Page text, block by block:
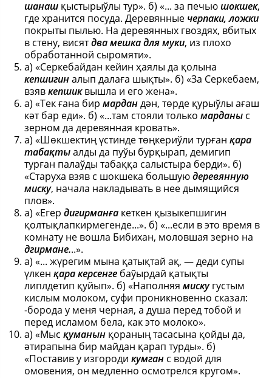
шанаш қыстырыўлы тур». б) «... за печьюшокшек,
где хранится посуда. Деревянные черпаки, ложки
покрыты пылью. На деревянных гвоздях, вбитых
в стену, висятдва мешка для муки, из плохо
обработанной сыромяти».
а) «Серкебайдан кейин ҳаялы да қолына
кепшигиналып далаға шықты». б) «За Серкебаем,
взявкепшиквышла и его жена».
а) «Тек ғана бир мардандән, төрде қурыўлы ағаш
кәт бар еди». б) «...там стояли только марданы с
зерном да деревянная кровать».
а) «Шөкшектиң үстинде төңкериўли турған қара
табақтыалды да пуўы бурқырап, демигип
турған палаўды табаққа салыстыра берди». б)
«Старуха взяв с шокшека большуюдеревянную
миску, начала накладывать в нее дымящийся
плов».
а) «Егер дигирманға кеткен қызыкепшигин
қолтықлапкирмегенде...». б) «...если в это время в
комнату не вошла Бибихан, моловшая зерно на
дгирмане...».
а) «... жүрегим мына қатықтай ақ, — деди супы
үлкен қара керсенге баўырдай қатықты
липлдетип қуйып». б) «Наполняя мискугустым
кислым молоком, суфи проникновенно сказал:
-борода у меня черная, а душа перед тобой и
перед исламом бела, как это молоко».
а) «Мыс қуманын қораның тасасына қойды да,
әтирапына бир майдан қарап турды». б)
«Поставив у изгороди кумган с водой для
омовения, он медленно осмотрелся кругом».